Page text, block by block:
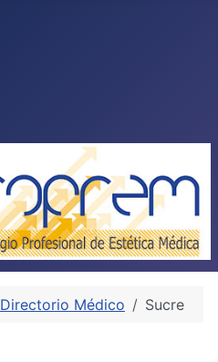
Directorio Médico Sucre